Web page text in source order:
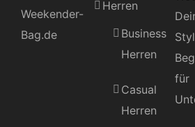
Weekender-
Bag.de
Herren
Business
Herren
Casual
Herren
für